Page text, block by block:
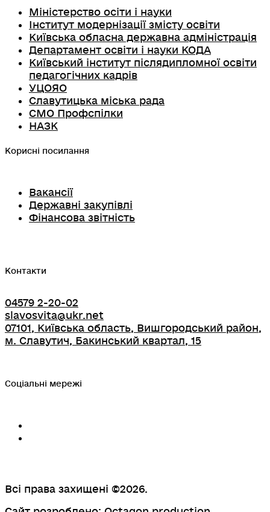
Міністерство осіти і науки
Інститут модернізації змісту освіти
Київська обласна державна адміністрація
Департамент освіти і науки КОДА
Київський інститут післядипломної освіти
педагогічних кадрів
УЦОЯО
Славутицька міська рада
СМО Профспілки
НАЗК
Корисні посилання
Вакансії
Державні закупівлі
Фінансова звітність
Контакти
04579 2-20-02
slavosvita@ukr.net
07101, Київська область, Вишгородський район,
м. Славутич, Бакинський квартал, 15
Соціальні мережі
Всі права захищені ©2026.